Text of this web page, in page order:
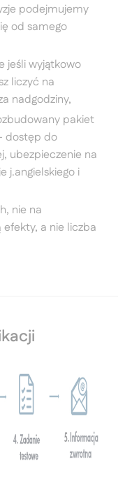
podejmujemy
od samego
jeśli wyjątkowo
liczyć na
nadgodziny,
pakiet
dostęp do
ubezpieczenie na
j.angielskiego i
nie na
a nie liczba